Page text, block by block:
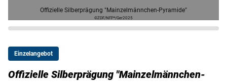
Offizielle Silberprägung "Mainzelmännchen-Pyramide"
©ZDF/NFP*/Ger2025
Einzelangebot
Offizielle Silberprägung "Mainzelmännchen-